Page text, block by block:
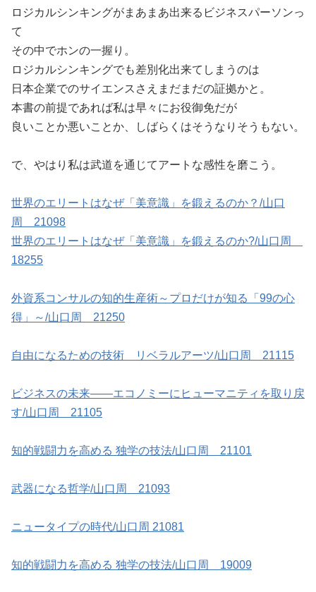
ロジカルシンキングがまあまあ出来るビジネスパーソンっ
て
その中でホンの一握り。
ロジカルシンキングでも差別化出来てしまうのは
日本企業でのサイエンスさえまだまだの証拠かと。
本書の前提であれば私は早々にお役御免だが
良いことか悪いことか、しばらくはそうなりそうもない。
で、やはり私は武道を通じてアートな感性を磨こう。
世界のエリートはなぜ「美意識」を鍛えるのか？/山口
周 21098
世界のエリートはなぜ「美意識」を鍛えるのか?/山口周
18255
外資系コンサルの知的生産術～プロだけが知る「99の心
得」～/山口周 21250
自由になるための技術 リベラルアーツ/山口周 21115
ビジネスの未来――エコノミーにヒューマニティを取り戻
す/山口周 21105
知的戦闘力を高める 独学の技法/山口周 21101
武器になる哲学/山口周 21093
ニュータイプの時代/山口周 21081
知的戦闘力を高める 独学の技法/山口周 19009